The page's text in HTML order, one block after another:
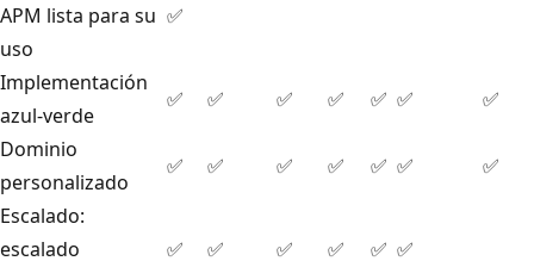
APM lista para su
uso
✅
Implementación
azul-verde
✅ ✅ ✅ ✅ ✅ ✅
✅
Dominio
personalizado
✅ ✅ ✅ ✅ ✅ ✅
✅
Escalado:
escalado
✅ ✅ ✅ ✅ ✅ ✅